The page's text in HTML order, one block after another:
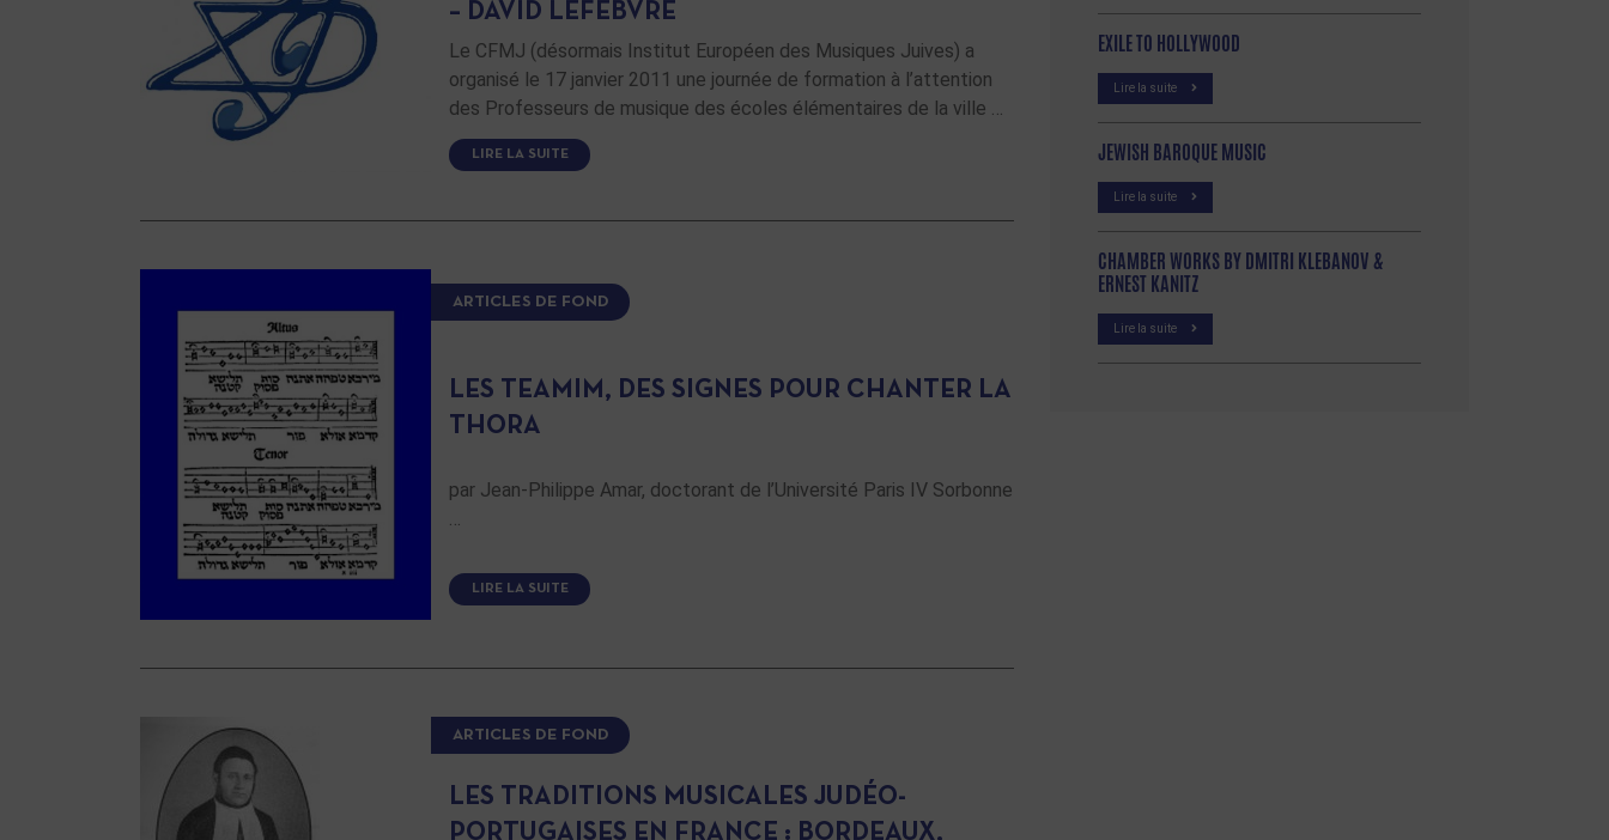
– DAVID LEFEBVRE
Le CFMJ (désormais Institut Européen des Musiques Juives) a
organisé le 17 janvier 2011 une journée de formation à l’attention
des Professeurs de musique des écoles élémentaires de la ville …
LIRE LA SUITE
ARTICLES DE FOND
LES TEAMIM, DES SIGNES POUR CHANTER LA
THORA
par Jean-Philippe Amar, doctorant de l’Université Paris IV Sorbonne
…
LIRE LA SUITE
ARTICLES DE FOND
LES TRADITIONS MUSICALES JUDÉO-
PORTUGAISES EN FRANCE : BORDEAUX,
EXILE TO HOLLYWOOD
Lire la suite
JEWISH BAROQUE MUSIC
Lire la suite
CHAMBER WORKS BY DMITRI KLEBANOV &
ERNEST KANITZ
Lire la suite